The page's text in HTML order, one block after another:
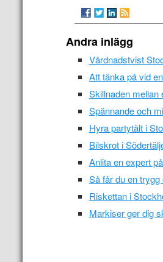
Andra inlägg
Vårdnadstvist
Att tänka på vid
Skillnaden mellan
Spännande och
Hyra partytält i
Bilskrot i
Anlita en expert
Så får du en
Riskettan i
Markiser ger dig